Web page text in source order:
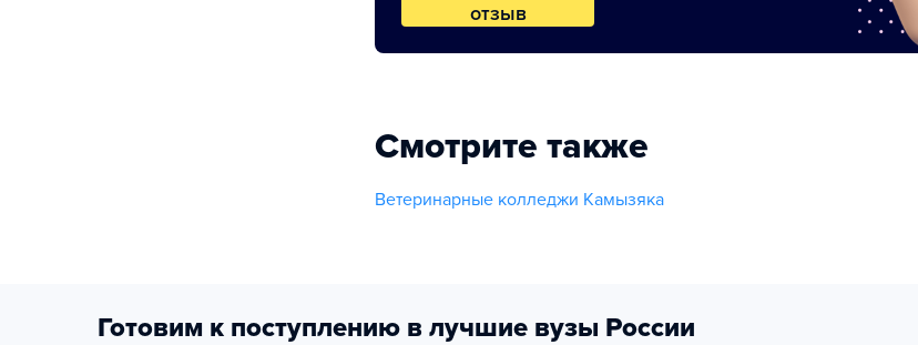
отзыв
Смотрите также
Ветеринарные колледжи Камызяка
Готовим к поступлению в лучшие вузы России